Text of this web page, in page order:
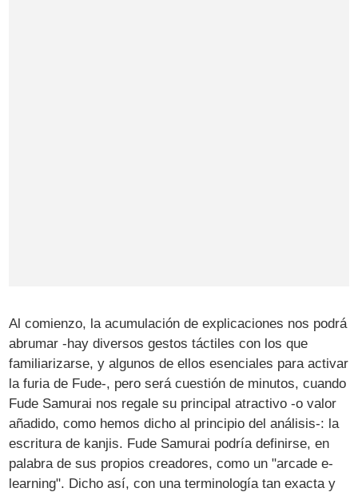
Al comienzo, la acumulación de explicaciones nos podrá
abrumar -hay diversos gestos táctiles con los que
familiarizarse, y algunos de ellos esenciales para activar
la furia de Fude-, pero será cuestión de minutos, cuando
Fude Samurai nos regale su principal atractivo -o valor
añadido, como hemos dicho al principio del análisis-: la
escritura de kanjis. Fude Samurai podría definirse, en
palabra de sus propios creadores, como un "arcade e-
learning". Dicho así, con una terminología tan exacta y